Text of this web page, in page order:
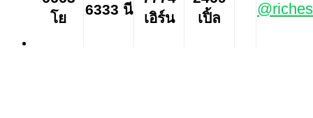
โย
6333 นี
เอิร์น
เปิ้ล